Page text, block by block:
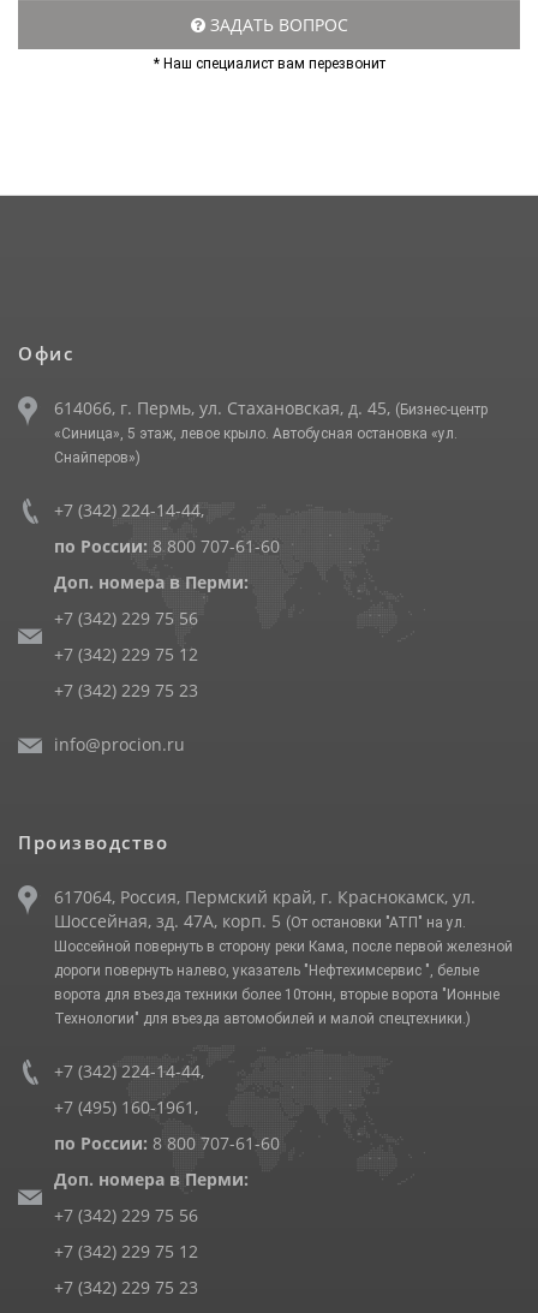
ЗАДАТЬ ВОПРОС
* Наш специалист вам перезвонит
Офис
614066, г. Пермь, ул. Стахановская, д. 45, (Бизнес-центр
«Синица», 5 этаж, левое крыло. Автобусная остановка «ул.
Снайперов»)
+7 (342) 224-14-44,
по России: 8 800 707-61-60
Доп. номера в Перми:
+7 (342) 229 75 56
+7 (342) 229 75 12
+7 (342) 229 75 23
info@procion.ru
Производство
617064, Россия, Пермский край, г. Краснокамск, ул.
Шоссейная, зд. 47А, корп. 5 (От остановки "АТП" на ул.
Шоссейной повернуть в сторону реки Кама, после первой железной
дороги повернуть налево, указатель "Нефтехимсервис ", белые
ворота для въезда техники более 10тонн, вторые ворота "Ионные
Технологии" для въезда автомобилей и малой спецтехники.)
+7 (342) 224-14-44,
+7 (495) 160-1961 ,
по России: 8 800 707-61-60
Доп. номера в Перми:
+7 (342) 229 75 56
+7 (342) 229 75 12
+7 (342) 229 75 23